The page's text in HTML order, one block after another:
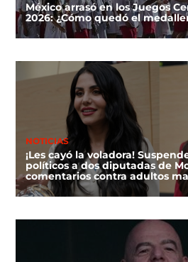
México arrasó en los Juegos
2026: ¿Cómo quedó el
NOTICIAS
¡Les cayó la voladora!
políticos a dos diputadas de
comentarios contra adultos